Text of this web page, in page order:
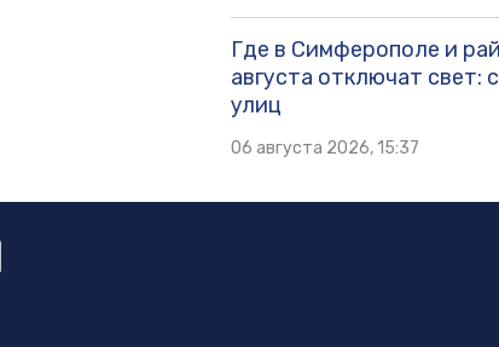
Где в Симферополе и
августа отключат свет:
улиц
06 августа 2026, 15:37